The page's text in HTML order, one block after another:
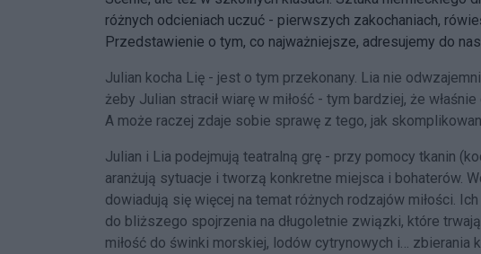
różnych odcieniach uczuć - pierwszych zakochaniach,
Przedstawienie o tym, co najważniejsze, adresujemy do
Julian kocha Lię - jest o tym przekonany. Lia nie
żeby Julian stracił wiarę w miłość - tym bardziej, że
A może raczej zdaje sobie sprawę z tego, jak
Julian i Lia podejmują teatralną grę - przy pomocy tkanin
aranżują sytuacje i tworzą konkretne miejsca i bohaterów.
dowiadują się więcej na temat różnych rodzajów miłości.
do bliższego spojrzenia na długoletnie związki, które
miłość do świnki morskiej, lodów cytrynowych i… zbierania